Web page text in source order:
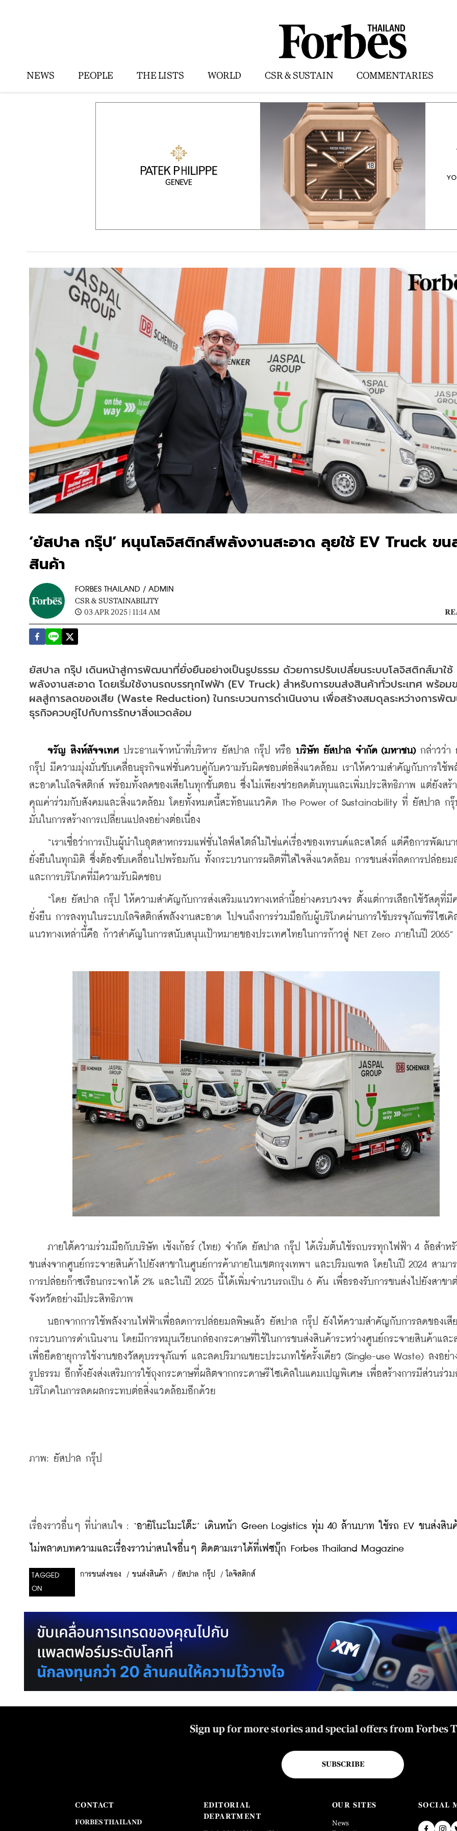
NEWS PEOPLE THE LISTS WORLD CSR & SUSTAIN COMMENTARIES
‘ยัสปาล กรุ๊ป’ หนุนโลจิสติกส์พลังงานสะอาด ลุยใช้ EV Truck ข
สินค้า
FORBES THAILAND / ADMIN
CSR & SUSTAINABILITY
03 APR 2025 | 11:14 AM
ยัสปาล กรุ๊ป เดินหน้าสู่การพัฒนาที่ยั่งยืนอย่างเป็นรูปธรรม ด้วยการปรับเปลี่ยนระบบโลจิสติกส์มาใช้
พลังงานสะอาด โดยเริ่มใช้งานรถบรรทุกไฟฟ้า (EV Truck) สำหรับการขนส่งสินค้าทั่วประเทศ พร้อม
ผลสู่การลดของเสีย (Waste Reduction) ในกระบวนการดำเนินงาน เพื่อสร้างสมดุลระหว่างการพั
ธุรกิจควบคู่ไปกับการรักษาสิ่งแวดล้อม
จรัญ สิงห์สัจจเทศ ประธานเจ้าหน้าที่บริหาร ยัสปาล กรุ๊ป หรือ บริษัท ยัสปาล จำกัด (มหาชน) กล่าวว่า
กรุ๊ป มีความมุ่งมั่นขับเคลื่อนธุรกิจแฟชั่นควบคู่กับความรับผิดชอบต่อสิ่งแวดล้อม เราให้ความสำคัญกับการใช้พ
สะอาดในโลจิสติกส์ พร้อมทั้งลดของเสียในทุกขั้นตอน ซึ่งไม่เพียงช่วยลดต้นทุนและเพิ่มประสิทธิภาพ แต่ยังสร้
คุณค่าร่วมกับสังคมและสิ่งแวดล้อม โดยทั้งหมดนี้สะท้อนแนวคิด The Power of Sustainability ที่ ยัสปาล ก
มั่นในการสร้างการเปลี่ยนแปลงอย่างต่อเนื่อง
“เราเชื่อว่าการเป็นผู้นำในอุตสาหกรรมแฟชั่นไลฟ์สไตล์ไม่ใช่แค่เรื่องของเทรนด์และสไตล์ แต่คือการพัฒนา
ยั่งยืนในทุกมิติ ซึ่งต้องขับเคลื่อนไปพร้อมกัน ทั้งกระบวนการผลิตที่ใส่ใจสิ่งแวดล้อม การขนส่งที่ลดการปล่อยม
และการบริโภคที่มีความรับผิดชอบ
“โดย ยัสปาล กรุ๊ป ให้ความสำคัญกับการส่งเสริมแนวทางเหล่านี้อย่างครบวงจร ตั้งแต่การเลือกใช้วัสดุที่มี
ยั่งยืน การลงทุนในระบบโลจิสติกส์พลังงานสะอาด ไปจนถึงการร่วมมือกับผู้บริโภคผ่านการใช้บรรจุภัณฑ์รีไซเคิ
แนวทางเหล่านี้คือ ก้าวสำคัญในการสนับสนุนเป้าหมายของประเทศไทยในการก้าวสู่ NET Zero ภายในปี 2065”
ภายใต้ความร่วมมือกับบริษัท เช้งเก้อร์ (ไทย) จำกัด ยัสปาล กรุ๊ป ได้เริ่มต้นใช้รถบรรทุกไฟฟ้า 4 ล้อสำหรั
ขนส่งจากศูนย์กระจายสินค้าไปยังสาขาในศูนย์การค้าภายในเขตกรุงเทพฯ และปริมณฑล โดยในปี 2024 สามา
การปล่อยก๊าซเรือนกระจกได้ 2% และในปี 2025 นี้ได้เพิ่มจำนวนรถเป็น 6 คัน เพื่อรองรับการขนส่งไปยังสาขา
จังหวัดอย่างมีประสิทธิภาพ
นอกจากการใช้พลังงานไฟฟ้าเพื่อลดการปล่อยมลพิษแล้ว ยัสปาล กรุ๊ป ยังให้ความสำคัญกับการลดของเสี
กระบวนการดำเนินงาน โดยมีการหมุนเวียนกล่องกระดาษที่ใช้ในการขนส่งสินค้าระหว่างศูนย์กระจายสินค้าและ
เพื่อยืดอายุการใช้งานของวัสดุบรรจุภัณฑ์ และลดปริมาณขยะประเภทใช้ครั้งเดียว (Single-use Waste) ลงอย่า
รูปธรรม อีกทั้งยังส่งเสริมการใช้ถุงกระดาษที่ผลิตจากกระดาษรีไซเคิลในแคมเปญพิเศษ เพื่อสร้างการมีส่วนร่ว
บริโภคในการลดผลกระทบต่อสิ่งแวดล้อมอีกด้วย
ภาพ: ยัสปาล กรุ๊ป
เรื่องราวอื่นๆ ที่น่าสนใจ : ‘อายิโนะโมะโต๊ะ’ เดินหน้า Green Logistics ทุ่ม 40 ล้านบาท ใช้รถ EV ขนส่งสิน
ไม่พลาดบทความและเรื่องราวน่าสนใจอื่นๆ ติดตามเราได้ที่เฟซบุ๊ก Forbes Thailand Magazine
TAGGED
ON
การขนส่งของ / ขนส่งสินค้า / ยัสปาล กรุ๊ป / โลจิสติกส์
Sign up for more stories and special offers from Forbes
SUBSCRIBE
CONTACT
FORBES THAILAND
EDITORIAL
DEPARTMENT
OUR SITES
News
SOCIAL